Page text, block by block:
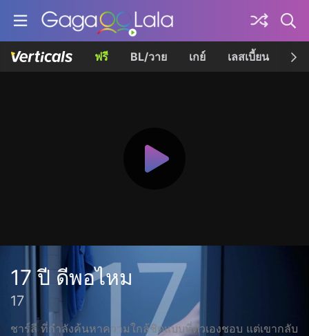
ฟรี BL/วาย เกย์ เลสเบี้ยน เค
17 ปี ดีพอไหม
17
ชาร์ลี ที่กำลังค้นหาความใกล้ชิดแบบที่ตัวเองชอบ แต่เขากลับ